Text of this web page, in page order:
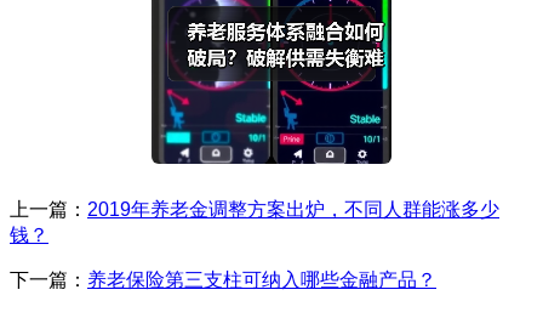
上一篇： 2019年养老金调整方案出炉，不同人群能涨多少
钱？
下一篇： 养老保险第三支柱可纳入哪些金融产品？